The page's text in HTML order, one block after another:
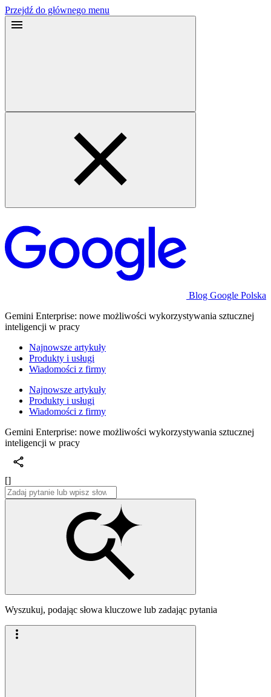
Przejdź do głównego menu
Blog Google Polska
Gemini Enterprise: nowe możliwości wykorzystywania sztucznej
inteligencji w pracy
Najnowsze artykuły
Produkty i usługi
Wiadomości z firmy
Najnowsze artykuły
Produkty i usługi
Wiadomości z firmy
Gemini Enterprise: nowe możliwości wykorzystywania sztucznej
inteligencji w pracy
[]
Wyszukuj, podając słowa kluczowe lub zadając pytania